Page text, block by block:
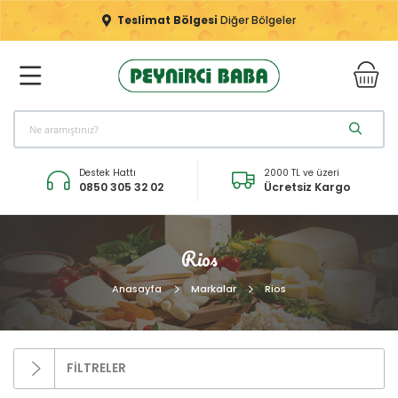
Teslimat Bölgesi Diğer Bölgeler
Destek Hattı
0850 305 32 02
2000 TL ve üzeri
Ücretsiz Kargo
Rios
Anasayfa Markalar Rios
FİLTRELER